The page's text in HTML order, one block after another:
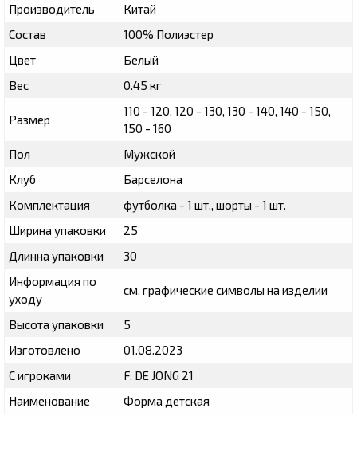
Производитель
Китай
Состав
100% Полиэстер
Цвет
Белый
Вес
0.45 кг
Размер
110 - 120, 120 - 130, 130 - 140, 140 - 150,
150 - 160
Пол
Мужской
Клуб
Барселона
Комплектация
футболка - 1 шт., шорты - 1 шт.
Ширина упаковки
25
Длинна упаковки
30
Информация по
уходу
см. графические символы на изделии
Высота упаковки
5
Изготовлено
01.08.2023
С игроками
F. DE JONG 21
Наименование
Форма детская